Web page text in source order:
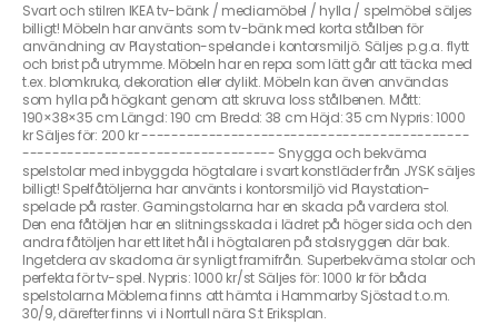
Svart och stilren IKEA tv-bänk / mediamöbel / hylla / spelmöbel säljes
billigt! Möbeln har använts som tv-bänk med korta stålben för
användning av Playstation-spelande i kontorsmiljö. Säljes p.g.a. flytt
och brist på utrymme. Möbeln har en repa som lätt går att täcka med
t.ex. blomkruka, dekoration eller dylikt. Möbeln kan även användas
som hylla på högkant genom att skruva loss stålbenen. Mått:
190×38×35 cm Längd: 190 cm Bredd: 38 cm Höjd: 35 cm Nypris: 1000
kr Säljes för: 200 kr --------------------------------------------
---------------------------------- Snygga och bekväma
spelstolar med inbyggda högtalare i svart konstläder från JYSK säljes
billigt! Spelfåtöljerna har använts i kontorsmiljö vid Playstation-
spelade på raster. Gamingstolarna har en skada på vardera stol.
Den ena fåtöljen har en slitningsskada i lädret på höger sida och den
andra fåtöljen har ett litet hål i högtalaren på stolsryggen där bak.
Ingetdera av skadorna är synligt framifrån. Superbekväma stolar och
perfekta för tv-spel. Nypris: 1000 kr/st Säljes för: 1000 kr för båda
spelstolarna Möblerna finns att hämta i Hammarby Sjöstad t.o.m.
30/9, därefter finns vi i Norrtull nära S:t Eriksplan.